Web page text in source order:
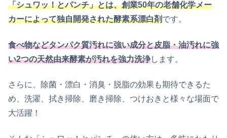
「シュワッ！とパンチ」とは、創業50年の老舗化学メー
カーによって独自開発された酵素系漂白剤です。
食べ物などタンパク質汚れに強い成分と皮脂・油汚れに強
い2つの天然由来酵素が汚れを強力洗浄します。
さらに、除菌・漂白・消臭・脱脂の効果も期待できるた
め、洗濯、拭き掃除、磨き掃除、つけおきと様々な場面で
大活躍！